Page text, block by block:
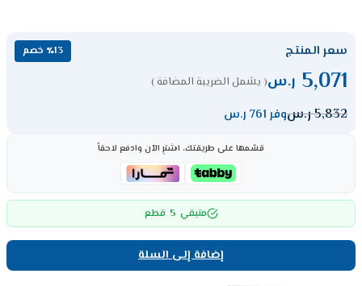
سعر المنتج ٪13 خصم
5,071 ر.س( يشمل الضريبة المضافة )
5,832ر.سوفر 761 ر.س
قسّمها على طريقتك، اشترِ الآن وادفع لاحقاً
متبقي 5 قطع
إضافة إلى السلة